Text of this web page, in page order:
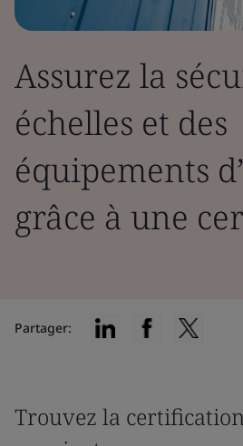
Assurez la
échelles et des
équipements
grâce à une
Partager:
Trouvez la